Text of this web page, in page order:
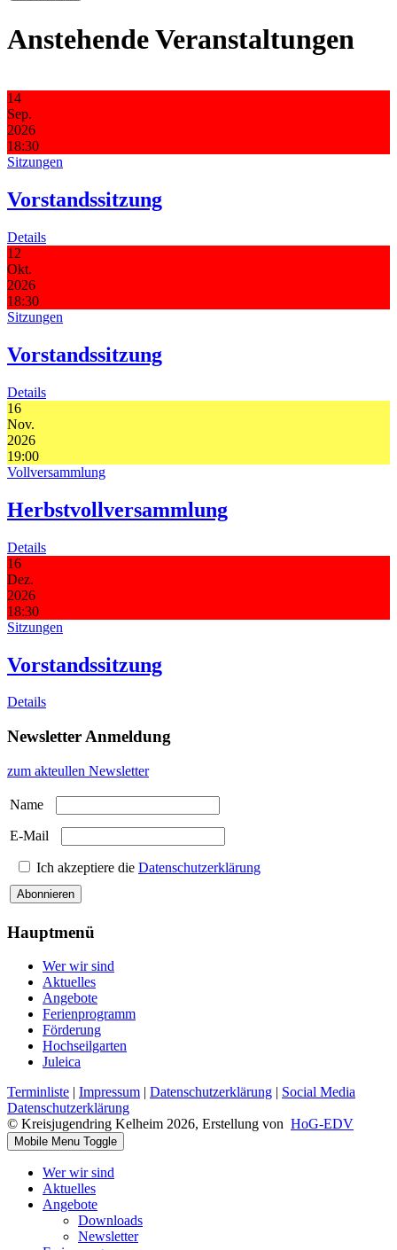
Anstehende Veranstaltungen
14
Sep.
2026
18:30
Sitzungen
Vorstandssitzung
Details
12
Okt.
2026
18:30
Sitzungen
Vorstandssitzung
Details
16
Nov.
2026
19:00
Vollversammlung
Herbstvollversammlung
Details
16
Dez.
2026
18:30
Sitzungen
Vorstandssitzung
Details
Newsletter Anmeldung
zum akteullen Newsletter
Name
E-Mail
Ich akzeptiere die Datenschutzerklärung
Abonnieren
Hauptmenü
Wer wir sind
Aktuelles
Angebote
Ferienprogramm
Förderung
Hochseilgarten
Juleica
Terminliste | Impressum | Datenschutzerklärung | Social Media
Datenschutzerklärung
© Kreisjugendring Kelheim 2026, Erstellung von HoG-EDV
Mobile Menu Toggle
Wer wir sind
Aktuelles
Angebote
Downloads
Newsletter